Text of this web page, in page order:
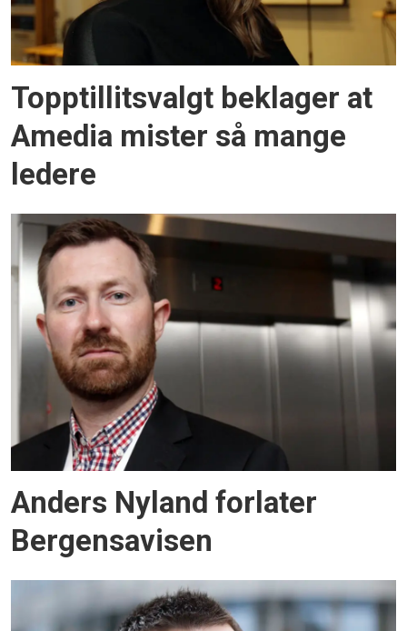
Topptillitsvalgt beklager at
Amedia mister så mange
ledere
Anders Nyland forlater
Bergensavisen